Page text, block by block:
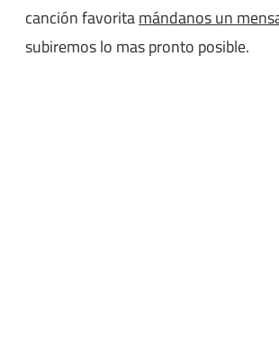
canción favoritamándanos un
subiremos lo mas pronto posible.